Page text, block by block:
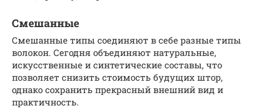
Смешанные
Смешанные типы соединяют в себе разные типы
волокон. Сегодня объединяют натуральные,
искусственные и синтетические составы, что
позволяет снизить стоимость будущих штор,
однако сохранить прекрасный внешний вид и
практичность.